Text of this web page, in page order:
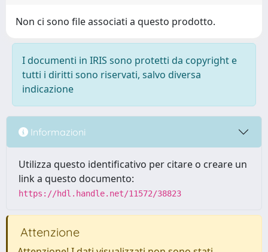
Non ci sono file associati a questo prodotto.
I documenti in IRIS sono protetti da copyright e
tutti i diritti sono riservati, salvo diversa
indicazione
Informazioni
Utilizza questo identificativo per citare o creare un
link a questo documento:
https://hdl.handle.net/11572/38823
Attenzione